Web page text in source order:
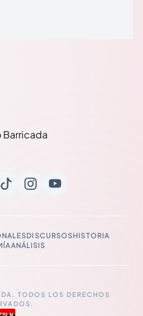
DISCURSOSHISTORIA
ANÁLISIS
TODOS LOS DERECHOS